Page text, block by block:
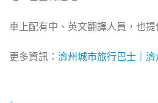
車上配有中、英文翻譯人員，也
更多資訊： 濟州城市旅行巴士｜